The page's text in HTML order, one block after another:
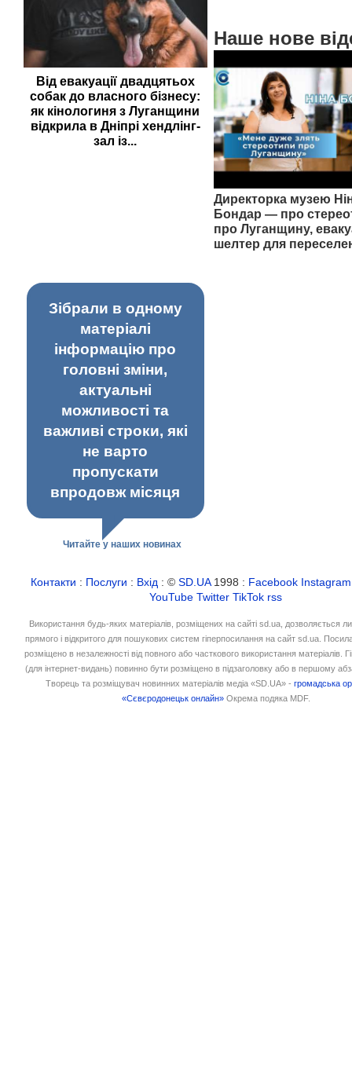
Від евакуації двадцятьох
собак до власного бізнесу:
як кінологиня з Луганщини
відкрила в Дніпрі хендлінг-
зал із...
Наше нове
Директорка музею
Бондар — про
про Луганщину,
шелтер для
Зібрали в одному
матеріалі
інформацію про
головні зміни,
актуальні
можливості та
важливі строки, які
не варто
пропускати
впродовж місяця
Читайте у наших новинах
Контакти : Послуги : Вхід : ©SD.UA1998 : Facebook Instagram
YouTube Twitter TikTok rss
Використання будь-яких матеріалів, розміщених на сайті sd.ua, дозволяється
прямого і відкритого для пошукових систем гіперпосилання на сайт sd.ua.
розміщено в незалежності від повного або часткового використання матеріалів.
(для інтернет-видань) повинно бути розміщено в підзаголовку або в першому
Творець та розміщувач новинних матеріалів медіа «SD.UA» -громадська
«Сєвєродонецьк онлайн» Окрема подяка MDF.